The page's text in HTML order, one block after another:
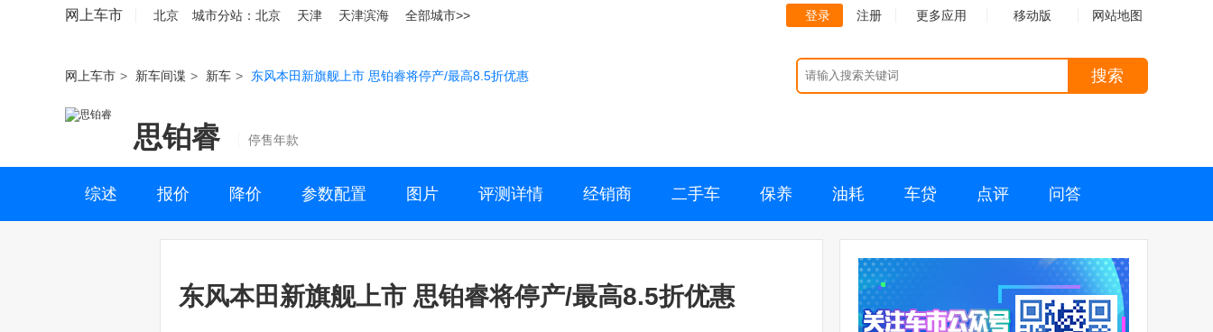
网上车市 北京 城市分站： 北京 天津 天津滨海 全部城市>> 登录 注册 更多应用 移动版 网站地图
网上车市 > 新车间谍 > 新车 > 东风本田新旗舰上市 思铂睿将停产/最高8.5折优惠 搜索
思铂睿 停售年款
综述 报价 降价 参数配置 图片 评测详情 经销商 二手车 保养 油耗 车贷 点评 问答
东风本田新旗舰上市 思铂睿将停产/最高8.5折优惠